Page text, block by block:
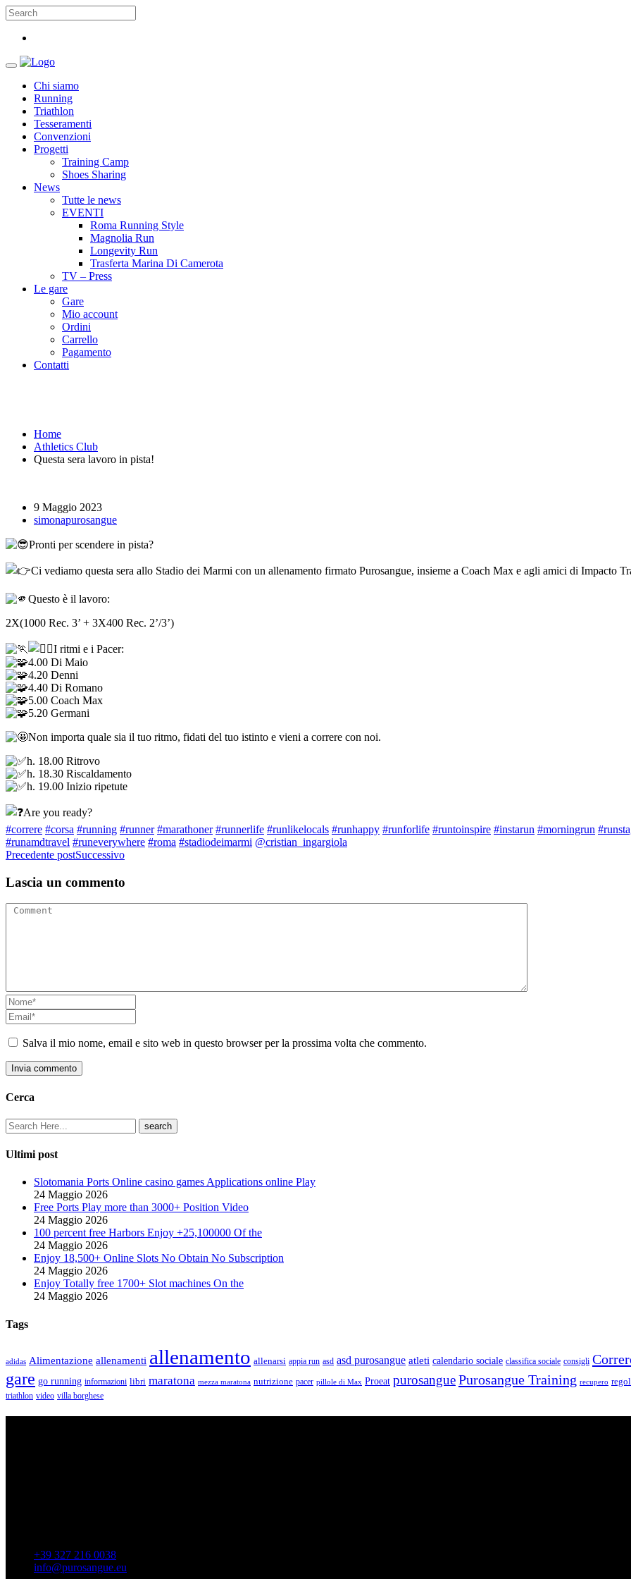
Chi siamo
Running
Triathlon
Tesseramenti
Convenzioni
Progetti
Training Camp
Shoes Sharing
News
Tutte le news
EVENTI
Roma Running Style
Magnolia Run
Longevity Run
Trasferta Marina Di Camerota
TV – Press
Le gare
Gare
Mio account
Ordini
Carrello
Pagamento
Contatti
Home
Athletics Club
Questa sera lavoro in pista!
9 Maggio 2023
simonapurosangue
Pronti per scendere in pista?
Ci vediamo questa sera allo Stadio dei Marmi con un allenamento firmato Purosangue, insieme a Coach Max e agli amici di Impacto
Questo è il lavoro:
2X(1000 Rec. 3’ + 3X400 Rec. 2’/3’)
I ritmi e i Pacer:
4.00 Di Maio
4.20 Denni
4.40 Di Romano
5.00 Coach Max
5.20 Germani
Non importa quale sia il tuo ritmo, fidati del tuo istinto e vieni a correre con noi.
h. 18.00 Ritrovo
h. 18.30 Riscaldamento
h. 19.00 Inizio ripetute
Are you ready?
#correre #corsa #running #runner #marathoner #runnerlife #runlikelocals #runhappy #runforlife #runtoinspire #instarun #morningrun
#runamdtravel #runeverywhere #roma #stadiodeimarmi @cristian_ingargiola
Precedente postSuccessivo
Lascia un commento
Salva il mio nome, email e sito web in questo browser per la prossima volta che commento.
Invia commento
Cerca
Ultimi post
Slotomania Ports Online casino games Applications online Play
24 Maggio 2026
Free Ports Play more than 3000+ Position Video
24 Maggio 2026
100 percent free Harbors Enjoy +25,100000 Of the
24 Maggio 2026
Enjoy 18,500+ Online Slots No Obtain No Subscription
24 Maggio 2026
Enjoy Totally free 1700+ Slot machines On the
24 Maggio 2026
Tags
adidas Alimentazione allenamenti allenamento allenarsi appia run asd asd purosangue atleti calendario sociale classifica sociale consigli
gare go running informazioni libri maratona mezza maratona nutrizione pacer pillole di Max Proeat purosanguePurosangue Training recupero
triathlon video villa borghese
+39 327 216 0038
info@purosangue.eu